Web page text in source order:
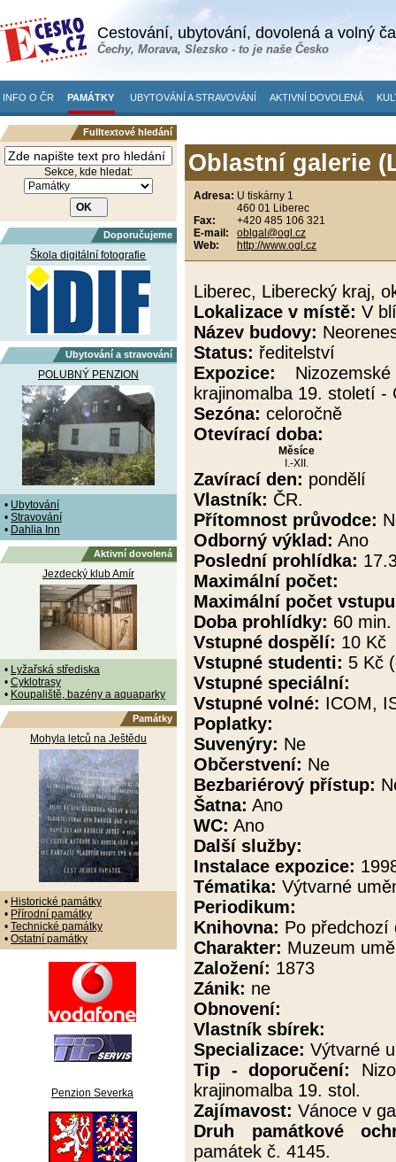
Cestování, ubytování, dovolená a volný
Čechy, Morava, Slezsko - to je naše Česko
INFO O ČR PAMÁTKY UBYTOVÁNÍ A STRAVOVÁNÍ AKTIVNÍ DOVOLENÁ
Fulltextové hledání
Sekce, kde hledat:
Doporučujeme
Škola digitální fotografie
Ubytování a stravování
POLUBNÝ PENZION
• Ubytování
• Stravování
• Dahlia Inn
Aktivní dovolená
Jezdecký klub Amír
• Lyžařská střediska
• Cyklotrasy
• Koupaliště, bazény a aquaparky
Památky
Mohyla letců na Ještědu
• Historické památky
• Přírodní památky
• Technické památky
• Ostatní památky
Penzion Severka
Oblastní galerie
Adresa: U tiskárny 1
460 01 Liberec
Fax:
+420 485 106 321
E-mail:
oblgal@ogl.cz
Web:
http://www.ogl.cz
Liberec, Liberecký kraj,
Lokalizace v místě: V
Název budovy:
Status: ředitelství
Expozice:
krajinomalba 19. století
Sezóna: celoročně
Otevírací doba:
Měsíce
I.-XII.
Zavírací den: pondělí
Vlastník: ČR.
Přítomnost průvodce:
Odborný výklad: Ano
Poslední prohlídka:
Maximální počet:
Maximální počet
Doba prohlídky: 60 min.
Vstupné dospělí: 10 Kč
Vstupné studenti: 5 Kč
Vstupné speciální:
Vstupné volné: ICOM,
Poplatky:
Suvenýry: Ne
Občerstvení: Ne
Bezbariérový přístup:
Šatna: Ano
WC: Ano
Další služby:
Instalace expozice:
Tématika: Výtvarné
Periodikum:
Knihovna: Po předchozí
Charakter: Muzeum
Založení: 1873
Zánik: ne
Obnovení:
Vlastník sbírek:
Specializace: Výtvarné
Tip - doporučení:
krajinomalba 19. stol.
Zajímavost: Vánoce v
Druh památkové
památek č. 4145.